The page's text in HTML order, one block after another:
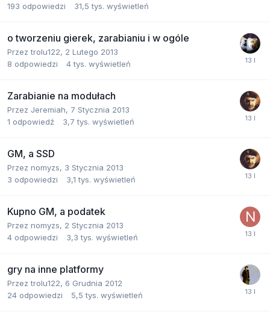
193 odpowiedzi 31,5 tys. wyświetleń
o tworzeniu gierek, zarabianiu i w ogóle
Przeztrolu122, 2 Lutego 2013
8 odpowiedzi 4 tys. wyświetleń
Zarabianie na modułach
Przez Jeremiah, 7 Stycznia 2013
1 odpowiedź 3,7 tys. wyświetleń
GM, a SSD
Przez nomyzs, 3 Stycznia 2013
3 odpowiedzi 3,1 tys. wyświetleń
Kupno GM, a podatek
Przez nomyzs, 2 Stycznia 2013
4 odpowiedzi 3,3 tys. wyświetleń
gry na inne platformy
Przeztrolu122, 6 Grudnia 2012
24 odpowiedzi 5,5 tys. wyświetleń